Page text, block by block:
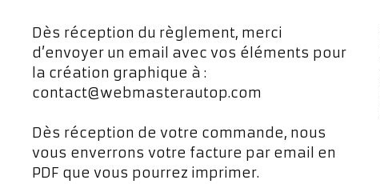
Dès réception du règlement, merci
d’envoyer un email avec vos éléments pour
la création graphique à :
contact@webmasterautop.com
Dès réception de votre commande, nous
vous enverrons votre facture par email en
PDF que vous pourrez imprimer.